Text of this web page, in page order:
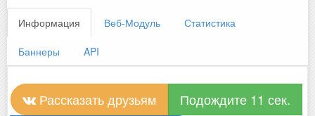
Информация Веб-Модуль Статистика
Баннеры API
Рассказать друзьям
Подождите 11 сек.